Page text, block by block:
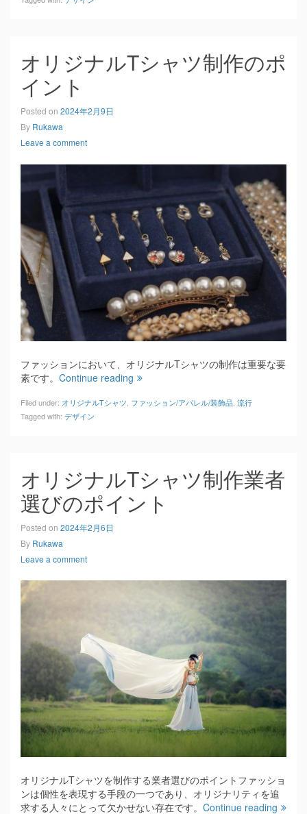
オリジナルTシャツ制作のポ
イント
Posted on 2024年2月9日
By Rukawa
Leave a comment
ファッションにおいて、オリジナルTシャツの制作は重要な要
素です。 Continue reading
Filed under: オリジナルTシャツ ファッション/アパレル/装飾品 流行
Tagged with: デザイン
オリジナルTシャツ制作業者
選びのポイント
Posted on 2024年2月6日
By Rukawa
Leave a comment
オリジナルTシャツを制作する業者選びのポイントファッショ
ンは個性を表現する手段の一つであり、オリジナリティを追
求する人々にとって欠かせない存在です。 Continue reading